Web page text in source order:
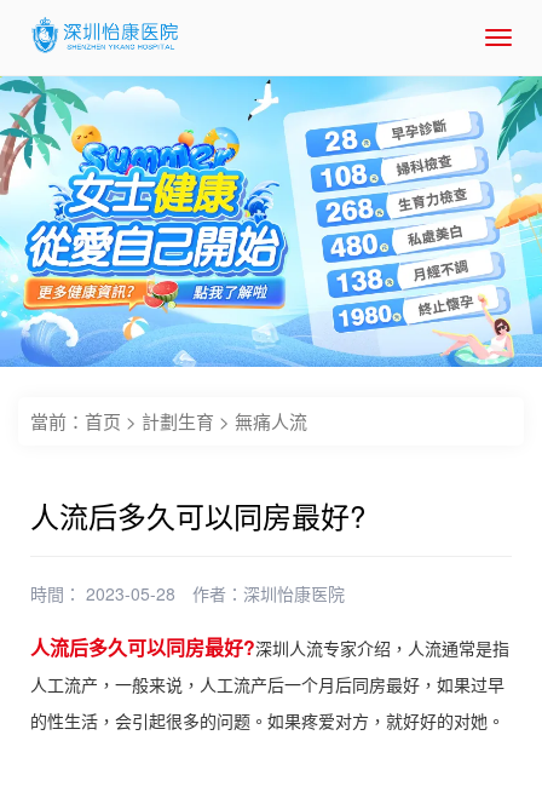
當前： 首页 > 計劃生育 > 無痛人流
人流后多久可以同房最好?
時間： 2023-05-28 作者： 深圳怡康医院
人流后多久可以同房最好?深圳人流专家介绍，人流通常是指
人工流产，一般来说，人工流产后一个月后同房最好，如果过早
的性生活，会引起很多的问题。如果疼爱对方，就好好的对她。